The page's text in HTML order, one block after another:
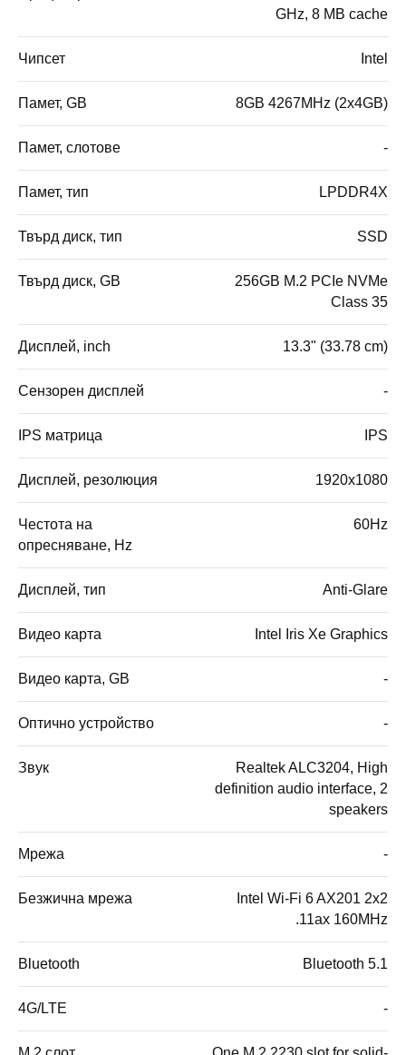
GHz, 8 MB cache
Чипсет Intel
Памет, GB 8GB 4267MHz (2x4GB)
Памет, слотове -
Памет, тип LPDDR4X
Твърд диск, тип SSD
Твърд диск, GB
256GB M.2 PCIe NVMe
Class 35
Дисплей, inch 13.3" (33.78 cm)
Сензорен дисплей -
IPS матрица IPS
Дисплей, резолюция 1920x1080
Честота на
опресняване, Hz
60Hz
Дисплей, тип Anti-Glare
Видео карта Intel Iris Xe Graphics
Видео карта, GB -
Оптично устройство -
Звук
Realtek ALC3204, High
definition audio interface, 2
speakers
Мрежа -
Безжична мрежа
Intel Wi-Fi 6 AX201 2x2
.11ax 160MHz
Bluetooth Bluetooth 5.1
4G/LTE -